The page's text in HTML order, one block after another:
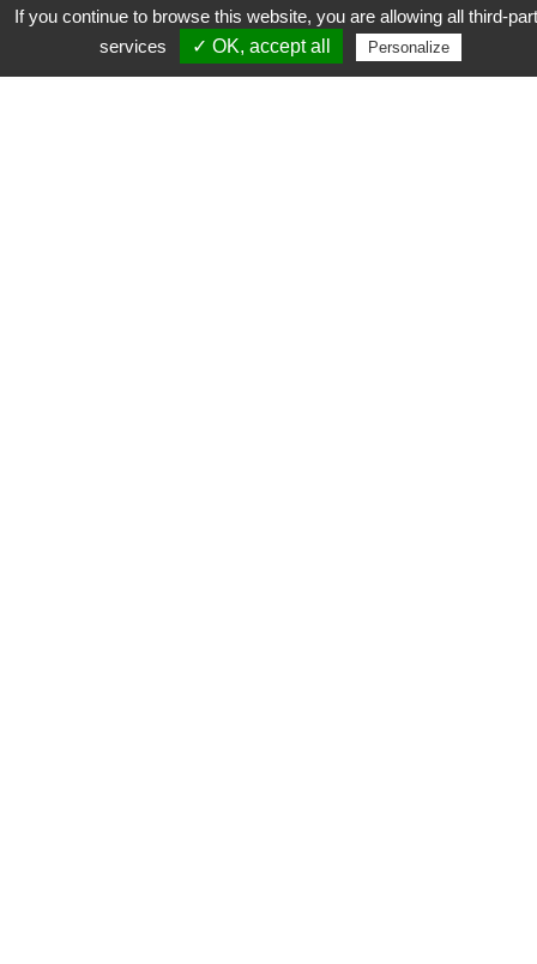
www
If you continue to browse this website, you are allowing all third-
services
✓ OK, accept all Personalize